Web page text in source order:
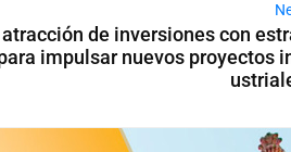
de inversiones con
impulsar nuevos proyectos